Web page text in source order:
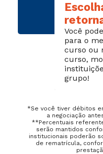
Você
para o
curso ou
curso,
grupo!
*Se você tiver débitos
a negociação
**Percentuais
serão mantidos
institucionais poderão
de rematrícula,